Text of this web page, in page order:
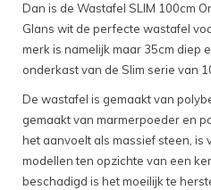
Dan is de Wastafel SLIM 100cm
Glans wit de perfecte wastafel
merk is namelijk maar 35cm diep
onderkast van de Slim serie van
De wastafel is gemaakt van
gemaakt van marmerpoeder en
het aanvoelt als massief steen, is
modellen ten opzichte van een
beschadigd is het moeilijk te